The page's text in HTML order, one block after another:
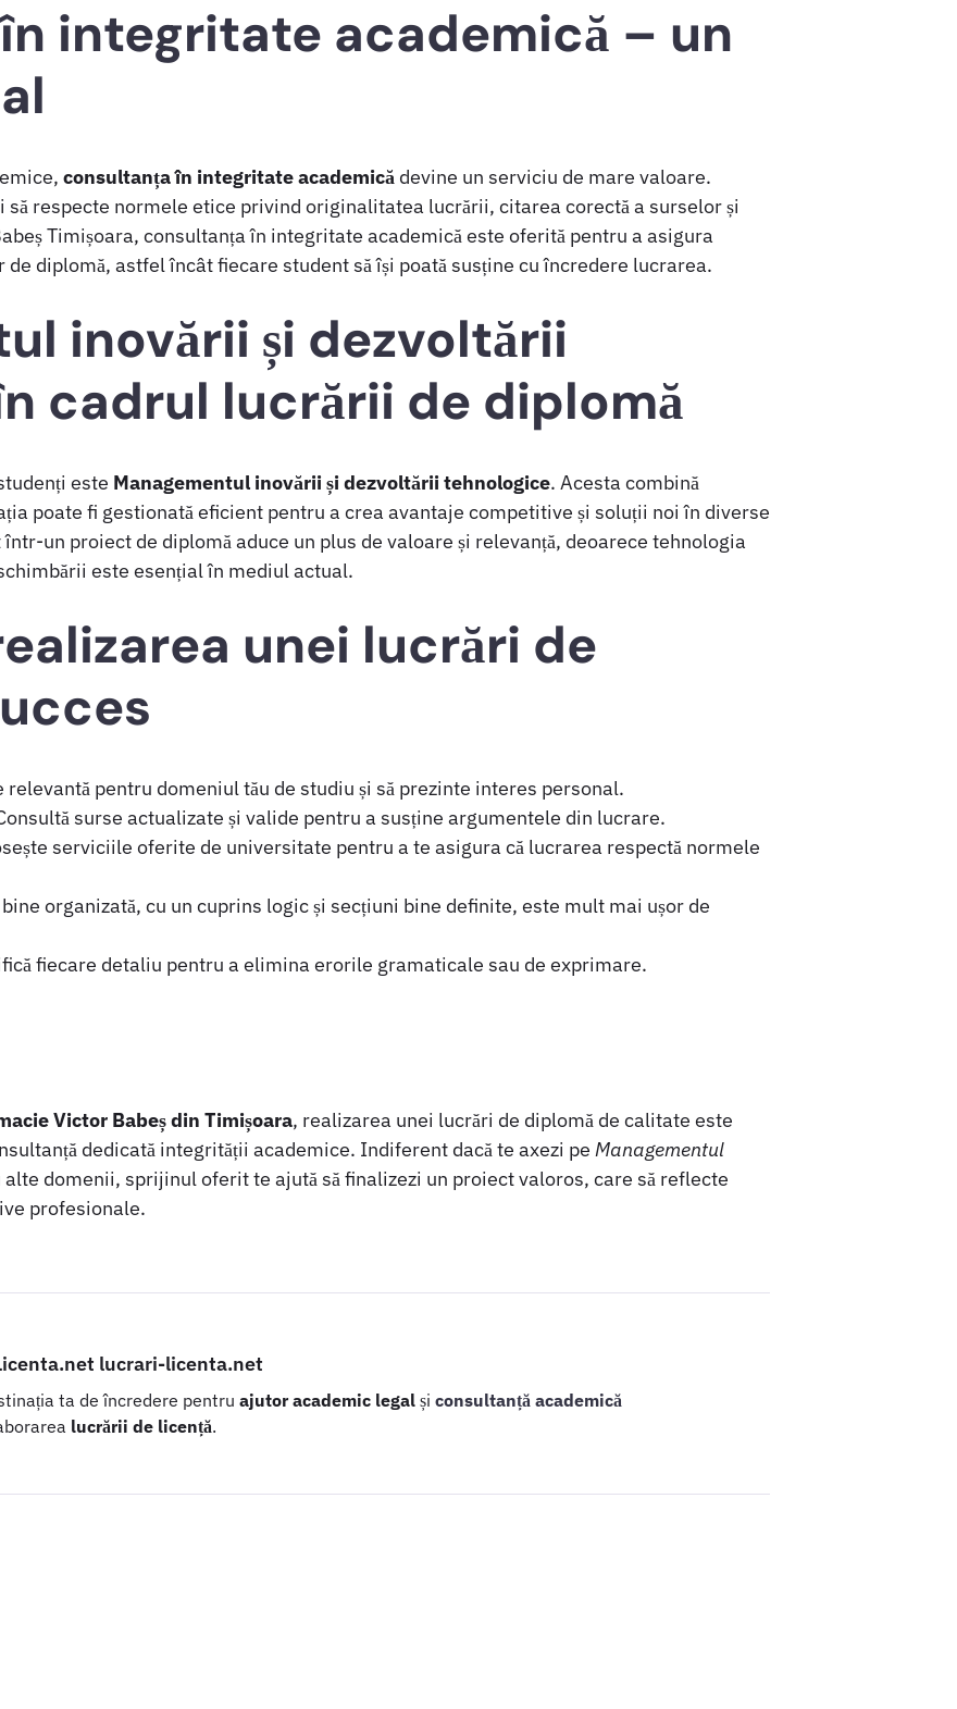
integritate academică – un
consultanța în integritate academică devine un serviciu de mare valoare.
să respecte normele etice privind originalitatea lucrării, citarea corectă a surselor și
Timișoara, consultanța în integritate academică este oferită pentru a asigura
diplomă, astfel încât fiecare student să își poată susține cu încredere lucrarea.
inovării și dezvoltării
cadrul lucrării de diplomă
este Managementul inovării și dezvoltării tehnologice. Acesta combină
poate fi gestionată eficient pentru a crea avantaje competitive și soluții noi în diverse
un proiect de diplomă aduce un plus de valoare și relevanță, deoarece tehnologia
este esențial în mediul actual.
unei lucrări de
relevantă pentru domeniul tău de studiu și să prezinte interes personal.
surse actualizate și valide pentru a susține argumentele din lucrare.
serviciile oferite de universitate pentru a te asigura că lucrarea respectă normele
organizată, cu un cuprins logic și secțiuni bine definite, este mult mai ușor de
fiecare detaliu pentru a elimina erorile gramaticale sau de exprimare.
Victor Babeș din Timișoara, realizarea unei lucrări de diplomă de calitate este
dedicată integrității academice. Indiferent dacă te axezi pe Managementul
alte domenii, sprijinul oferit te ajută să finalizezi un proiect valoros, care să reflecte
profesionale.
lucrari-licenta.net
ta de încredere pentru ajutor academic legal și consultanță academică
lucrării de licență.